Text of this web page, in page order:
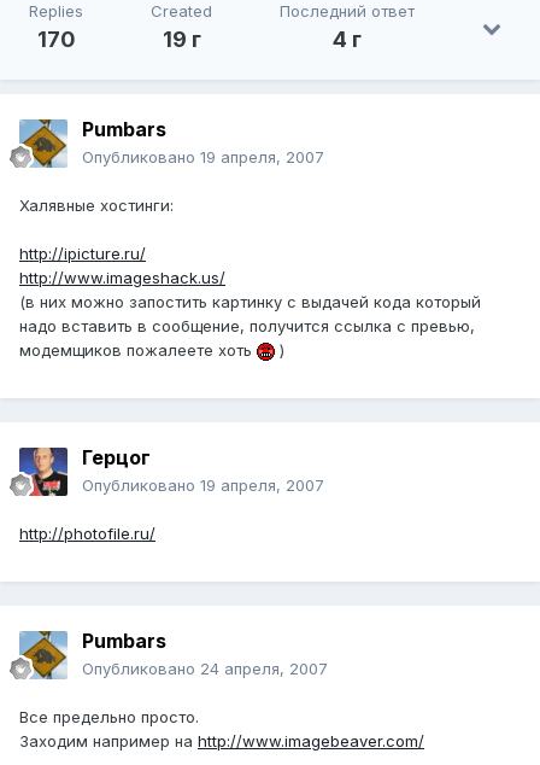
Replies
170
Created
19 г
Последний ответ
4 г
Pumbars
Опубликовано 19 апреля, 2007
Халявные хостинги:
http://ipicture.ru/
http://www.imageshack.us/
(в них можно запостить картинку с выдачей кода который
надо вставить в сообщение, получится ссылка с превью,
модемщиков пожалеете хоть
)
Герцог
Опубликовано 19 апреля, 2007
http://photofile.ru/
Pumbars
Опубликовано 24 апреля, 2007
Все предельно просто.
Заходим например на http://www.imagebeaver.com/